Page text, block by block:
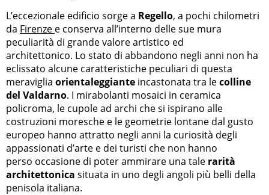
L’eccezionale edificio sorge a Regello, a pochi chilometri
da Firenze e conserva all’interno delle sue mura
peculiarità di grande valore artistico ed
architettonico. Lo stato di abbandono negli anni non ha
eclissato alcune caratteristiche peculiari di questa
meraviglia orientaleggiante incastonata tra lecolline
del Valdarno. I mirabolanti mosaici in ceramica
policroma, le cupole ad archi che si ispirano alle
costruzioni moresche e le geometrie lontane dal gusto
europeo hanno attratto negli anni la curiosità degli
appassionati d’arte e dei turisti che non hanno
perso occasione di poter ammirare una tale rarità
architettonica situata in uno degli angoli più belli della
penisola italiana.